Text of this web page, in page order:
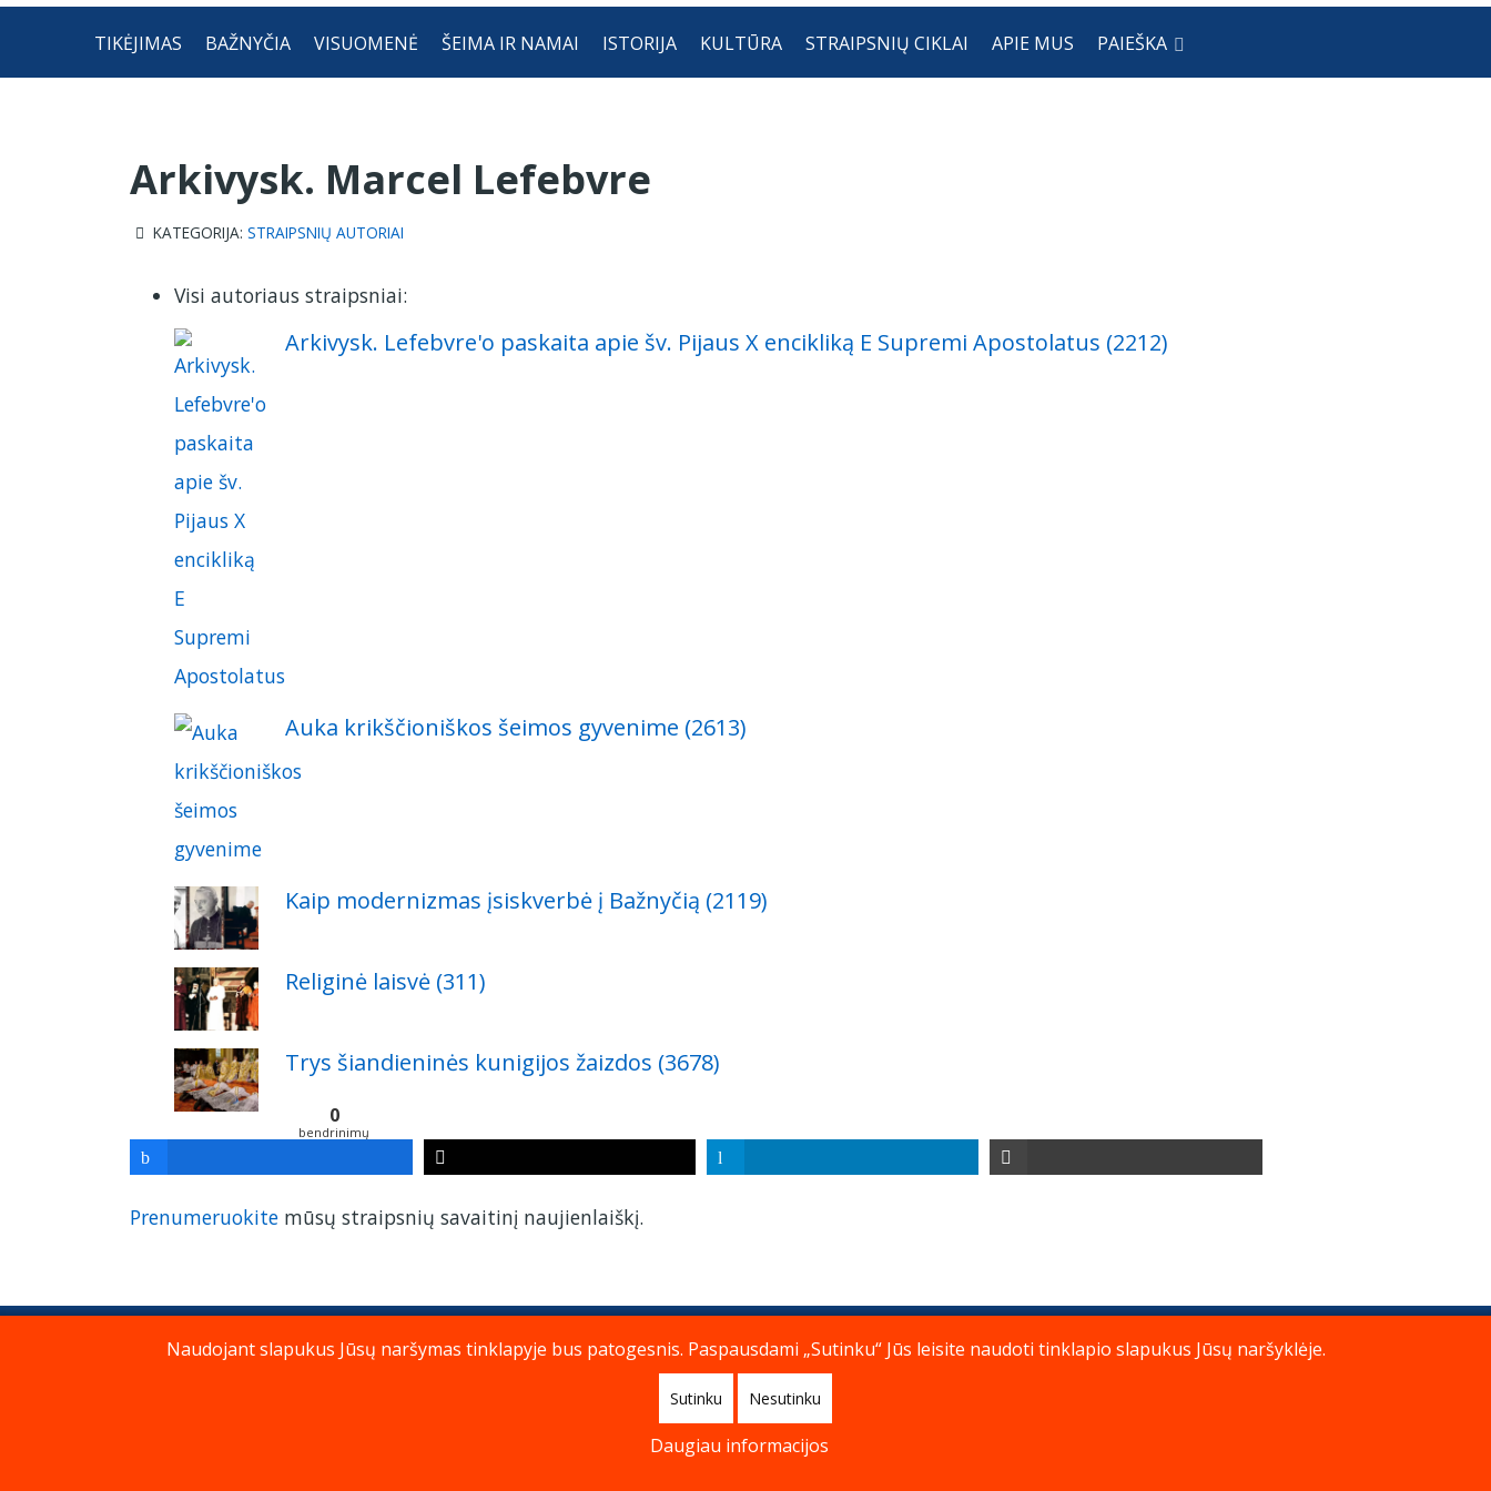
TIKĖJIMAS BAŽNYČIA VISUOMENĖ ŠEIMA IR NAMAI ISTORIJA KULTŪRA STRAIPSNIŲ CIKLAI APIE MUS PAIEŠKA
Arkivysk. Marcel Lefebvre
KATEGORIJA: STRAIPSNIŲ AUTORIAI
Visi autoriaus straipsniai:
Arkivysk. Lefebvre'o paskaita apie šv. Pijaus X encikliką E Supremi Apostolatus (2212)
Auka krikščioniškos šeimos gyvenime (2613)
Kaip modernizmas įsiskverbė į Bažnyčią (2119)
Religinė laisvė (311)
Trys šiandieninės kunigijos žaizdos (3678)
0
bendrinimų
Prenumeruokite mūsų straipsnių savaitinį naujienlaiškį.
Archyvas Kontaktai
Naudojant slapukus Jūsų naršymas tinklapyje bus patogesnis. Paspausdami „Sutinku“ Jūs leisite naudoti tinklapio slapukus Jūsų naršyklėje.
Sutinku Nesutinku
Daugiau informacijos